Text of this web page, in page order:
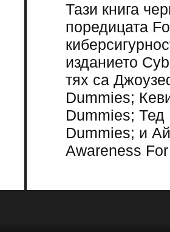
Тази книга
поредицата
изданието
тях са
Dummies;
Dummies; Тед
Dummies; и
Awareness